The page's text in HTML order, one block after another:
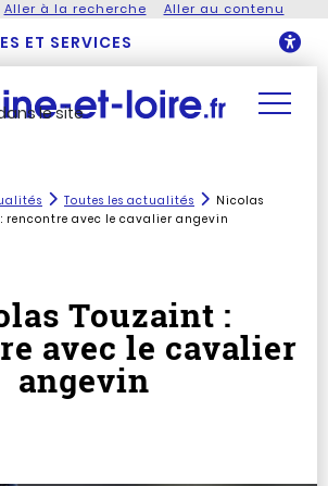
Aller à la recherche Aller au contenu
ET SERVICES
le site
Toutes les actualités
Nicolas
rencontre avec le cavalier angevin
Touzaint :
avec le cavalier
angevin